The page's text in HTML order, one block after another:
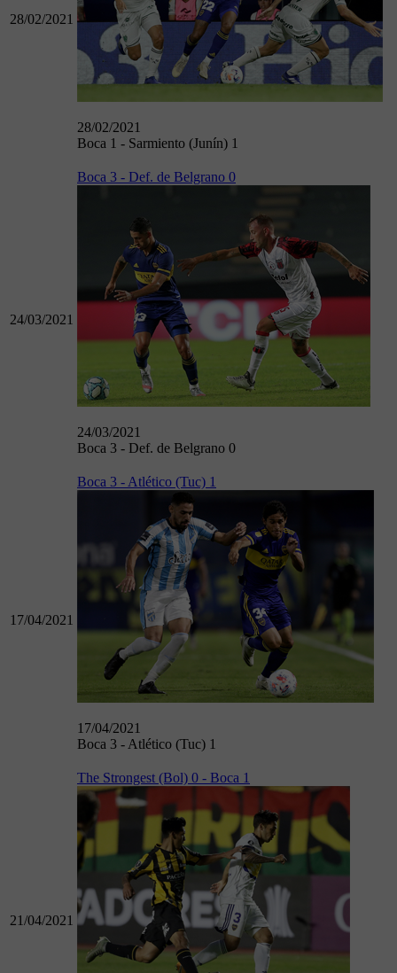
28/02/2021
28/02/2021
Boca 1 - Sarmiento (Junín) 1
24/03/2021
Boca 3 - Def. de Belgrano 0
24/03/2021
Boca 3 - Def. de Belgrano 0
17/04/2021
Boca 3 - Atlético (Tuc) 1
17/04/2021
Boca 3 - Atlético (Tuc) 1
21/04/2021
The Strongest (Bol) 0 - Boca 1